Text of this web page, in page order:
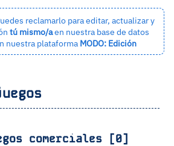
reclamarlo para editar, actualizar y
tú mismo/aen nuestra base de datos
nuestra plataforma MODO: Edición
comerciales [0]